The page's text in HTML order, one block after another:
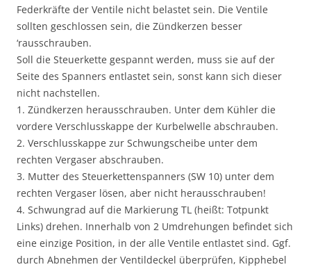
Federkräfte der Ventile nicht belastet sein. Die Ventile
sollten geschlossen sein, die Zündkerzen besser
‘rausschrauben.
Soll die Steuerkette gespannt werden, muss sie auf der
Seite des Spanners entlastet sein, sonst kann sich dieser
nicht nachstellen.
1. Zündkerzen herausschrauben. Unter dem Kühler die
vordere Verschlusskappe der Kurbelwelle abschrauben.
2. Verschlusskappe zur Schwungscheibe unter dem
rechten Vergaser abschrauben.
3. Mutter des Steuerkettenspanners (SW 10) unter dem
rechten Vergaser lösen, aber nicht herausschrauben!
4. Schwungrad auf die Markierung TL (heißt: Totpunkt
Links) drehen. Innerhalb von 2 Umdrehungen befindet sich
eine einzige Position, in der alle Ventile entlastet sind. Ggf.
durch Abnehmen der Ventildeckel überprüfen, Kipphebel